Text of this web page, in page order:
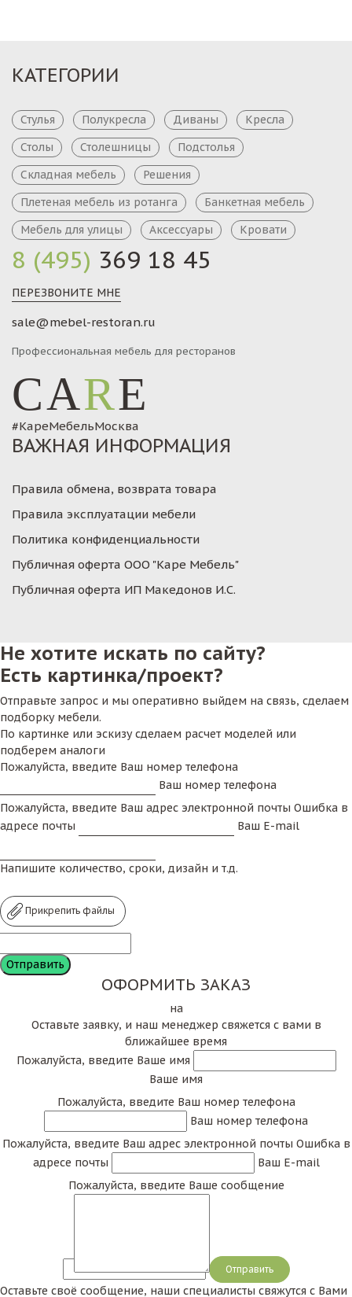
8 (495) 369 18 45
ПЕРЕЗВОНИТЕ МНЕ
sale@mebel-restoran.ru
Профессиональная мебель для ресторанов
CARE
#КареМебельМосква
КАТЕГОРИИ
Стулья Полукресла Диваны
Кресла
Столы
Столешницы
Подстолья
Складная мебель
Решения
Плетеная мебель из ротанга
Банкетная мебель
Мебель для улицы
Аксессуары Кровати
ВАЖНАЯ ИНФОРМАЦИЯ
Правила обмена, возврата товара
Правила эксплуатации мебели
Политика конфиденциальности
Публичная оферта ООО "Каре Мебель"
Публичная оферта ИП Македонов И.С.
Не хотите искать по сайту?
Есть картинка/проект?
Отправьте запрос и мы оперативно выйдем на связь, сделаем
подборку мебели.
По картинке или эскизу сделаем расчет моделей или
подберем аналоги
Пожалуйста, введите Ваш номер телефона
Ваш номер телефона
Пожалуйста, введите Ваш адрес электронной почты Ошибка в
адресе почты
Ваш E-mail
Напишите количество, сроки, дизайн и т.д.
Прикрепить файлы
ОФОРМИТЬ ЗАКАЗ
на
Оставьте заявку, и наш менеджер свяжется с вами в
ближайшее время
Пожалуйста, введите Ваше имя
Ваше имя
Пожалуйста, введите Ваш номер телефона
Ваш номер телефона
Пожалуйста, введите Ваш адрес электронной почты Ошибка в
адресе почты
Ваш E-mail
Пожалуйста, введите Ваше сообщение
Сообщение
Оставьте своё сообщение, наши специалисты свяжутся с Вами